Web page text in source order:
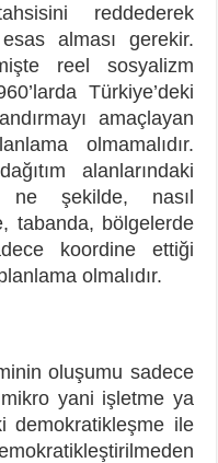
reddederek
alması gerekir.
reel sosyalizm
Türkiye’deki
amaçlayan
olmamalıdır.
alanlarındaki
ne şekilde, nasıl
tabanda, bölgelerde
koordine ettiği
olmalıdır.
oluşumu sadece
yani işletme ya
demokratikleşme ile